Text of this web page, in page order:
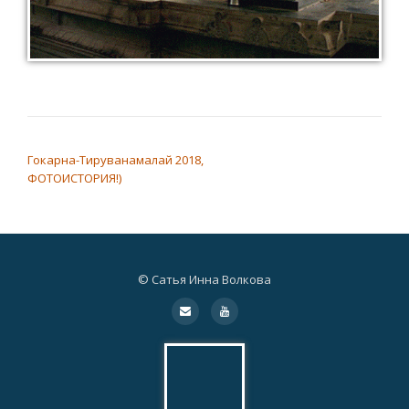
Гокарна-Тируванамалай 2018,
ФОТОИСТОРИЯ!)
© Сатья Инна Волкова
Дополнительное
fa-
envelope
fa-
youtube